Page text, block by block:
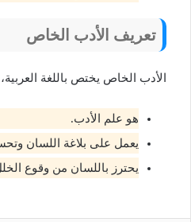
تعريف الأدب الخاص
الأدب الخاص يختص باللغة
هو علم الأدب.
يعمل على بلاغة اللسان
يحترز باللسان من وقوع